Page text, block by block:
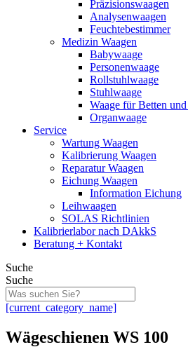
Präzisionswaagen
Analysenwaagen
Feuchtebestimmer
Medizin Waagen
Babywaage
Personenwaage
Rollstuhlwaage
Stuhlwaage
Waage für Betten
Organwaage
Service
Wartung Waagen
Kalibrierung Waagen
Reparatur Waagen
Eichung Waagen
Information Eichung
Leihwaagen
SOLAS Richtlinien
Kalibrierlabor nach DAkkS
Beratung + Kontakt
Suche
Suche
[current_category_name]
Wägeschienen WS 100